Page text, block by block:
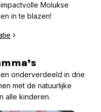
Molukse
in te blazen!
onderverdeeld in drie
met de natuurlijke
alle kinderen.